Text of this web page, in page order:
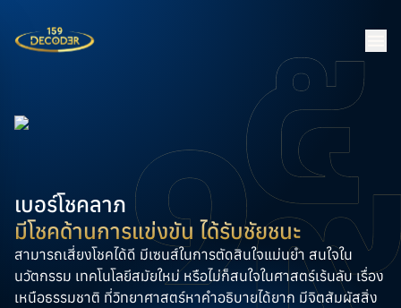
เบอร์โชคลาภ
มีโชคด้านการแข่งขัน ได้รับชัยชนะ
สามารถเสี่ยงโชคได้ดี มีเซนส์ในการตัดสินใจแม่นยำ สนใจใน
นวัตกรรม เทคโนโลยีสมัยใหม่ หรือไม่ก็สนใจในศาสตร์เร้นลับ เรื่อง
เหนือธรรมชาติ ที่วิทยาศาสตร์หาคำอธิบายได้ยาก มีจิตสัมผัสสิ่ง